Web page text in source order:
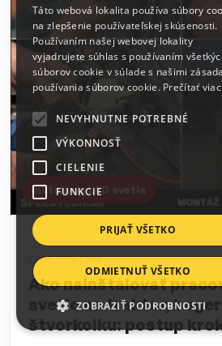
inštalácia LED svetla
27.05.2026 13:18
Ako nainštalovať
svetlo na traktor,
štvorkolku: postup
Táto webová lokalita používa súbory
na zlepšenie používateľskej skúsenosti.
Používaním našej webovej lokality
vyjadrujete súhlas s používaním
súborov cookie v súlade s našimi
používania súborov cookie. Prečítať viac
NEVYHNUTNE POTREBNÉ
VÝKONNOSŤ
CIELENIE
FUNKCIE
PRIJAŤ VŠETKO
ODMIETNUŤ VŠETKO
ZOBRAZIŤ PODROBNOSTI